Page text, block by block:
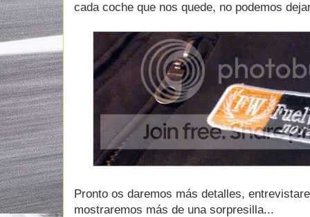
cada coche que nos quede, no podemos
Pronto os daremos más detalles,
mostraremos más de una sorpresilla...